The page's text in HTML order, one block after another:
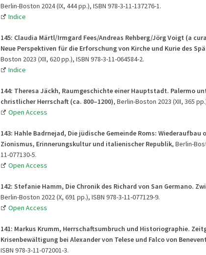
Berlin-Boston 2024 (IX, 444 pp.), ISBN 978-3-11-137276-1.
Indice
145: Claudia Märtl/Irmgard Fees/Andreas Rehberg/Jörg Voigt (a
Neue Perspektiven für die Erforschung von Kirche und Kurie des
Boston 2023 (XII, 620 pp.), ISBN 978-3-11-064584-2.
Indice
144: Theresa Jäckh, Raumgeschichte einer Hauptstadt. Palermo
christlicher Herrschaft (ca. 800–1200), Berlin-Boston 2023 (XII, 365
Open Access
143: Hahle Badrnejad, Die jüdische Gemeinde Roms: Wiederaufbau
Zionismus, Erinnerungskultur und italienischer Republik, Berlin-
11-077130-5.
Open Access
142: Stefanie Hamm, Die Chronik des Richard von San Germano.
Berlin-Boston 2022 (X, 691 pp.), ISBN 978-3-11-077129-9.
Open Access
141: Markus Krumm, Herrschaftsumbruch und Historiographie.
Krisenbewältigung bei Alexander von Telese und Falco von Benevent
ISBN 978-3-11-072001-3.